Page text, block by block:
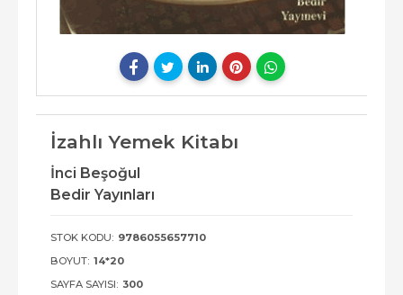
İzahlı Yemek Kitabı
İnci Beşoğul
Bedir Yayınları
STOK KODU: 9786055657710
BOYUT: 14*20
SAYFA SAYISI: 300